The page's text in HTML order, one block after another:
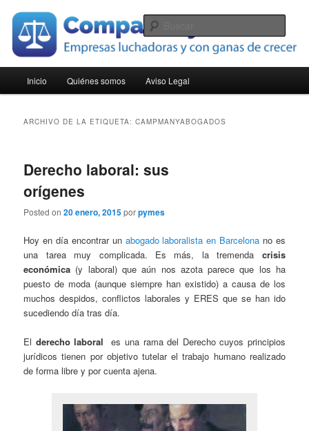
contenido
principal
contenido
secundario
Compara Pymes
principal
Inicio Quiénes somos Aviso Legal
ARCHIVO DE LA ETIQUETA:CAMPMANYABOGADOS
Derecho laboral: sus
orígenes
Posted on20 enero, 2015porpymes
Hoy en día encontrar un abogado laboralista en Barcelona no es
una tarea muy complicada. Es más, la tremenda crisis
económica (y laboral) que aún nos azota parece que los ha
puesto de moda (aunque siempre han existido) a causa de los
muchos despidos, conflictos laborales y ERES que se han ido
sucediendo día tras día.
El derecho laboral es una rama del Derecho cuyos principios
jurídicos tienen por objetivo tutelar el trabajo humano realizado
de forma libre y por cuenta ajena.